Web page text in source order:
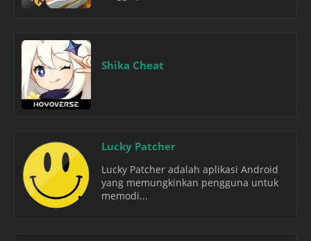
Shika Cheat
Lucky Patcher
Lucky Patcher adalah aplikasi Android
yang memungkinkan pengguna untuk
memodi...